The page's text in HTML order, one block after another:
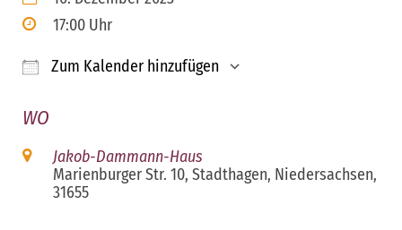
17:00 Uhr
Zum Kalender hinzufügen
WO
Jakob-Dammann-Haus
Marienburger Str. 10, Stadthagen, Niedersachsen,
31655